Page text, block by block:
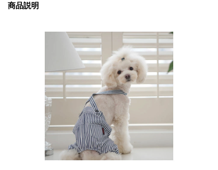
商品説明